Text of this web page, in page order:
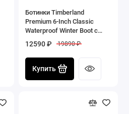
Ботинки Timberland
Premium 6-Inch Classic
Waterproof Winter Boot с
12590 ₽ 19890 ₽
Купить